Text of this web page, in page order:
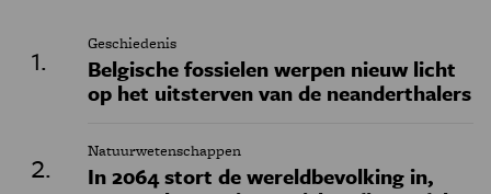
Geschiedenis
Belgische fossielen werpen nieuw licht
op het uitsterven van de neanderthalers
Natuurwetenschappen
In 2064 stort de wereldbevolking in,